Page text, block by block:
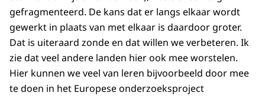
gefragmenteerd. De kans dat er langs elkaar wordt
gewerkt in plaats van met elkaar is daardoor groter.
Dat is uiteraard zonde en dat willen we verbeteren. Ik
zie dat veel andere landen hier ook mee worstelen.
Hier kunnen we veel van leren bijvoorbeeld door mee
te doen in het Europese onderzoeksproject